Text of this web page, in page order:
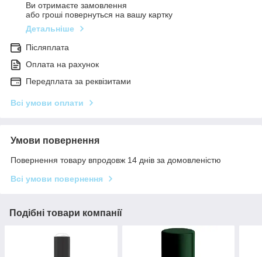
Ви отримаєте замовлення
або гроші повернуться на вашу картку
Детальніше
Післяплата
Оплата на рахунок
Передплата за реквізитами
Всі умови оплати
Умови повернення
Повернення товару впродовж 14 днів за домовленістю
Всі умови повернення
Подібні товари компанії